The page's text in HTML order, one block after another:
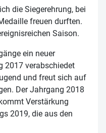
die Siegerehrung, bei
freuen durften.
Saison.
ein neuer
2017 verabschiedet
und freut sich auf
Der Jahrgang 2018
Verstärkung
2019, die aus den